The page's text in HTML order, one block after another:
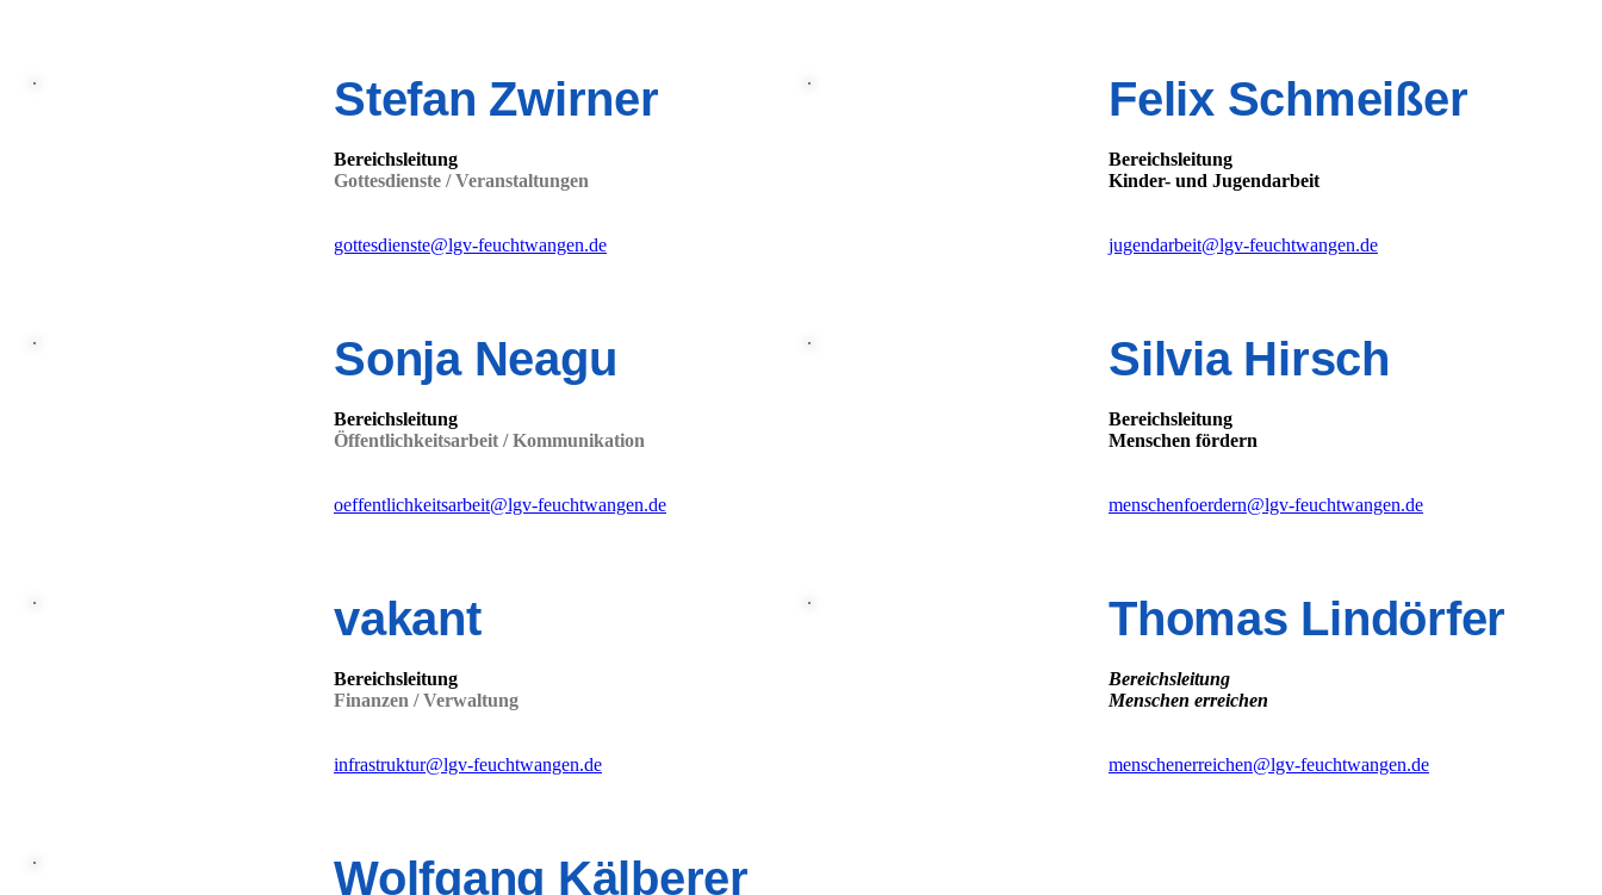
Stefan Zwirner
Bereichsleitung
Gottesdienste / Veranstaltungen
gottesdienste@lgv-feuchtwangen.de
Felix Schmeißer
Bereichsleitung
Kinder- und Jugendarbeit
jugendarbeit@lgv-feuchtwangen.de
Sonja Neagu
Bereichsleitung
Öffentlichkeitsarbeit / Kommunikation
oeffentlichkeitsarbeit@lgv-feuchtwangen.de
Silvia Hirsch
Bereichsleitung
Menschen fördern
menschenfoerdern@lgv-feuchtwangen.de
vakant
Bereichsleitung
Finanzen / Verwaltung
infrastruktur@lgv-feuchtwangen.de
Thomas Lindörfer
Bereichsleitung
Menschen erreichen
menschenerreichen@lgv-feuchtwangen.de
Wolfgang Kälberer